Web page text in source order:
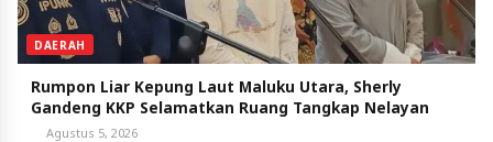
DAERAH
Rumpon Liar Kepung Laut Maluku Utara, Sherly
Gandeng KKP Selamatkan Ruang Tangkap Nelayan
Agustus 5, 2026